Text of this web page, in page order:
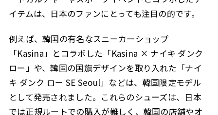
イテムは、日本のファンにとっても注目の的です。
例えば、韓国の有名なスニーカーショップ
「Kasina」とコラボした「Kasina × ナイキ ダンク
ロー」や、韓国の国旗デザインを取り入れた「ナイ
キ ダンク ロー SE Seoul」などは、韓国限定モデル
として発売されました。これらのシューズは、日本
では正規ルートでの購入が難しく、韓国の店舗やオ